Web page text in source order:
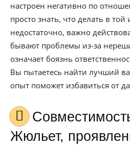
настроен негативно по
просто знать, что делать в
недостаточно, важно
бывают проблемы из-за
означает боязнь
Вы пытаетесь найти лучший
опыт поможет избавиться от
Совместимость имени
Жюльет,